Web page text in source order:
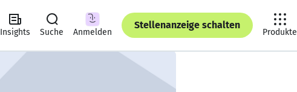
Insights Suche Anmelden
Stellenanzeige schalten
Produkte